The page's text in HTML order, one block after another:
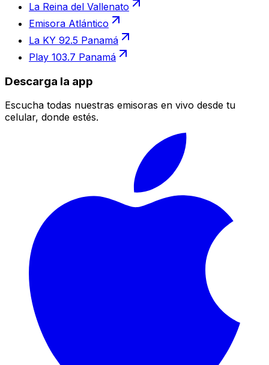
La Reina del Vallenato
Emisora Atlántico
La KY 92.5 Panamá
Play 103.7 Panamá
Descarga la app
Escucha todas nuestras emisoras en vivo desde tu
celular, donde estés.